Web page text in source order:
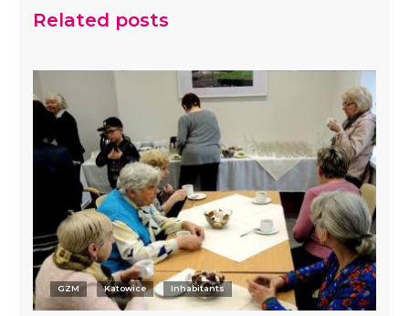
Related posts
GZM Katowice Inhabitants